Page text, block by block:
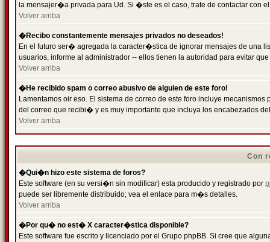
la mensajer�a privada para Ud. Si �ste es el caso, trate de contactar con
Volver arriba
�Recibo constantemente mensajes privados no deseados!
En el futuro ser� agregada la caracter�stica de ignorar mensajes de una
usuarios, informe al administrador -- ellos tienen la autoridad para evitar
Volver arriba
�He recibido spam o correo abusivo de alguien de este foro!
Lamentamos oir eso. El sistema de correo de este foro incluye
del correo que recibi� y es muy importante que incluya los encabezados
Volver arriba
Con
�Qui�n hizo este sistema de foros?
Este software (en su versi�n sin modificar) esta producido y registrado por
puede ser libremente distribuido; vea el enlace para m�s detalles.
Volver arriba
�Por qu� no est� X caracter�stica disponible?
Este software fue escrito y licenciado por el Grupo phpBB. Si cree que